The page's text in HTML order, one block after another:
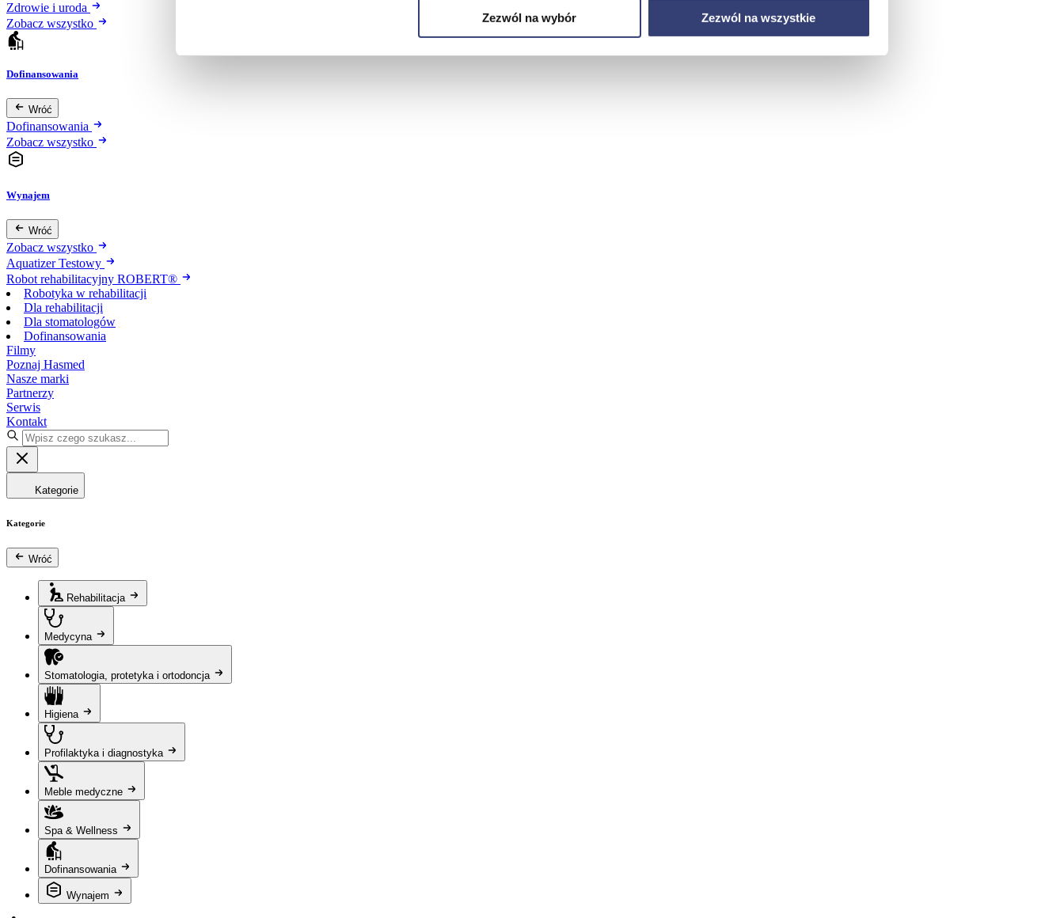
Zezwól na wybór Zezwól na wszystkie
Zdrowie i uroda
Zobacz wszystko
Dofinansowania
Wróć
Dofinansowania
Zobacz wszystko
Wynajem
Wróć
Zobacz wszystko
Aquatizer Testowy
Robot rehabilitacyjny ROBERT®
Robotyka w rehabilitacji
Dla rehabilitacji
Dla stomatologów
Dofinansowania
Filmy
Poznaj Hasmed
Nasze marki
Partnerzy
Serwis
Kontakt
Kategorie
Kategorie
Wróć
Rehabilitacja
Medycyna
Stomatologia, protetyka i ortodoncja
Higiena
Profilaktyka i diagnostyka
Meble medyczne
Spa & Wellness
Dofinansowania
Wynajem